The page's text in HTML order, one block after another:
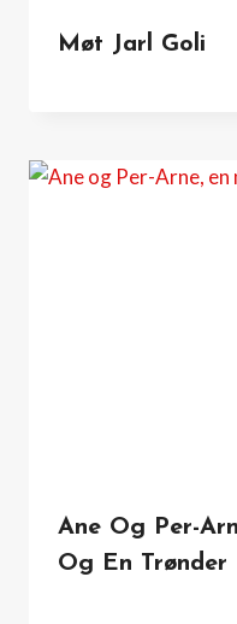
Møt Jarl Goli
Ane Og Per-
Og En Trønder